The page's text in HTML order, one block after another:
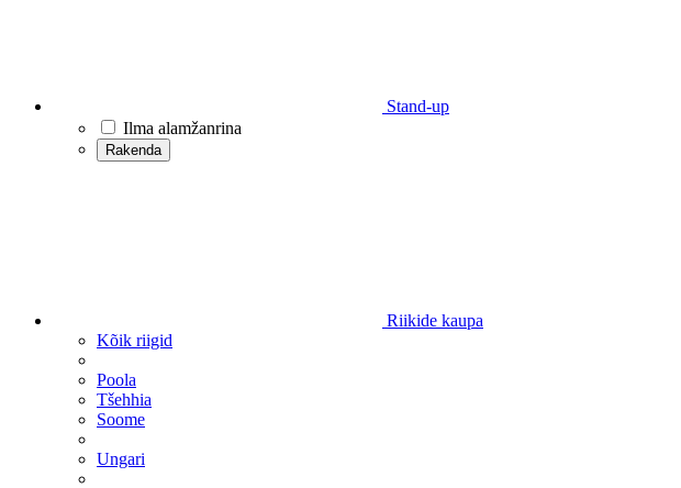
Stand-up
Ilma alamžanrina
Rakenda
Riikide kaupa
Kõik riigid
Poola
Tšehhia
Soome
Ungari